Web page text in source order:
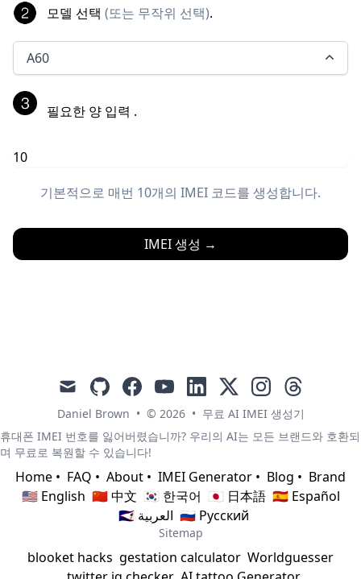
모델 선택 (또는 무작위 선택).
A60
필요한 양 입력 .
기본적으로 매번 10개의 IMEI 코드를 생성합니다.
IMEI 생성 →
mail githubfacebookyoutubelinkedin
x instagramthreads
Daniel Brown • © 2026 • 무료 AI IMEI 생성기
휴대폰 IMEI 번호를 잃어버렸습니까? 우리의 AI는 모든 브랜드와 호환되
며 무료로 복원할 수 있습니다!
Home • FAQ • About • IMEI Generator • Blog • Brand
🇺🇸 English 🇨🇳 中文 🇰🇷 한국어 🇯🇵 日本語 🇪🇸 Español
🇸🇦 العربية 🇷🇺 Русский
Sitemap
blooket hacks gestation calculator Worldguesser